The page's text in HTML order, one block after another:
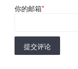
你的邮箱*
提交评论